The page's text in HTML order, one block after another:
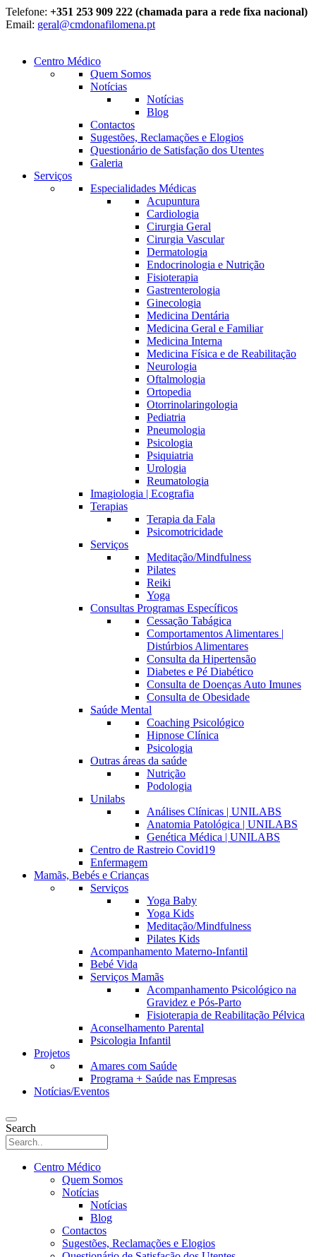
Telefone: +351 253 909 222 (chamada para a rede fixa nacional)
Email: geral@cmdonafilomena.pt
Centro Médico
Quem Somos
Notícias
Notícias
Blog
Contactos
Sugestões, Reclamações e Elogios
Questionário de Satisfação dos Utentes
Galeria
Serviços
Especialidades Médicas
Acupuntura
Cardiologia
Cirurgia Geral
Cirurgia Vascular
Dermatologia
Endocrinologia e Nutrição
Fisioterapia
Gastrenterologia
Ginecologia
Medicina Dentária
Medicina Geral e Familiar
Medicina Interna
Medicina Física e de Reabilitação
Neurologia
Oftalmologia
Ortopedia
Otorrinolaringologia
Pediatria
Pneumologia
Psicologia
Psiquiatria
Urologia
Reumatologia
Imagiologia | Ecografia
Terapias
Terapia da Fala
Psicomotricidade
Serviços
Meditação/Mindfulness
Pilates
Reiki
Yoga
Consultas Programas Específicos
Cessação Tabágica
Comportamentos Alimentares |
Distúrbios Alimentares
Consulta da Hipertensão
Diabetes e Pé Diabético
Consulta de Doenças Auto Imunes
Consulta de Obesidade
Saúde Mental
Coaching Psicológico
Hipnose Clínica
Psicologia
Outras áreas da saúde
Nutrição
Podologia
Unilabs
Análises Clínicas | UNILABS
Anatomia Patológica | UNILABS
Genética Médica | UNILABS
Centro de Rastreio Covid19
Enfermagem
Mamãs, Bebés e Crianças
Serviços
Yoga Baby
Yoga Kids
Meditação/Mindfulness
Pilates Kids
Acompanhamento Materno-Infantil
Bebé Vida
Serviços Mamãs
Acompanhamento Psicológico na
Gravidez e Pós-Parto
Fisioterapia de Reabilitação Pélvica
Aconselhamento Parental
Psicologia Infantil
Projetos
Amares com Saúde
Programa + Saúde nas Empresas
Notícias/Eventos
Search
Centro Médico
Quem Somos
Notícias
Notícias
Blog
Contactos
Sugestões, Reclamações e Elogios